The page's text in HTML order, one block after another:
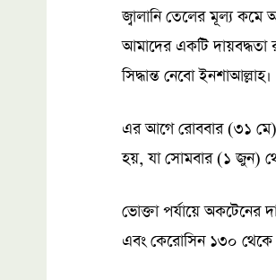
জ্বালানি তেলের মূল্য কমে
আমাদের একটি দায়বদ্ধতা
সিদ্ধান্ত নেবো ইনশাআল্লাহ।
এর আগে রোববার (৩১ মে)
হয়, যা সোমবার (১ জুন)
ভোক্তা পর্যায়ে অকটেনের
এবং কেরোসিন ১৩০ থেকে